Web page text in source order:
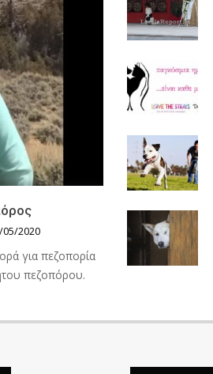
05/2020
για πεζοπορία
πεζοπόρου.